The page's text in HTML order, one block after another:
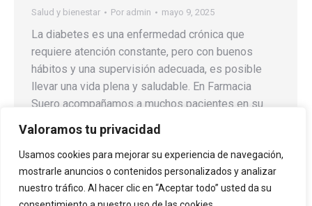
Valoramos tu privacidad
Usamos cookies para mejorar su experiencia de navegación,
mostrarle anuncios o contenidos personalizados y analizar
nuestro tráfico. Al hacer clic en “Aceptar todo” usted da su
Salud y bienestar Por admin mayo 9, 2025
La diabetes es una enfermedad crónica que
requiere atención constante, pero con buenos
hábitos y una supervisión adecuada, es posible
llevar una vida plena y saludable. En Farmacia
Suero acompañamos a muchos pacientes en su
día a día, ayudándoles a controlar sus niveles de
glucosa y mejorar su calidad de vida. Hábitos
clave en el…